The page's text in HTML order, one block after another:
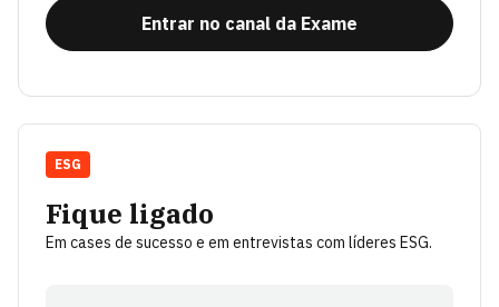
Entrar no canal da Exame
Fique ligado
Em cases de sucesso e em entrevistas com líderes ESG.
ESG